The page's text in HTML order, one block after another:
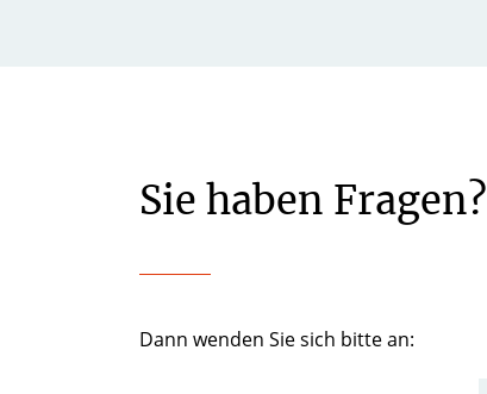
Sie haben Fragen?
Dann wenden Sie sich bitte an: